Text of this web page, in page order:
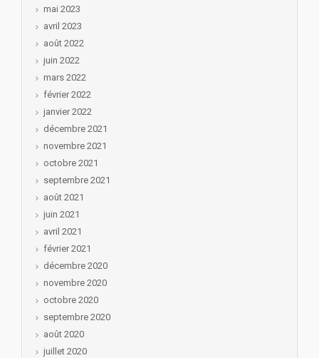
mai 2023
avril 2023
août 2022
juin 2022
mars 2022
février 2022
janvier 2022
décembre 2021
novembre 2021
octobre 2021
septembre 2021
août 2021
juin 2021
avril 2021
février 2021
décembre 2020
novembre 2020
octobre 2020
septembre 2020
août 2020
juillet 2020